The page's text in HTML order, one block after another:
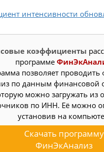
интенсивности
коэффициенты
программе
позволяет
по данным финансовой
можно загружать из
по ИНН. Её можно
установив на
Скачать программу
ФинЭкАнализ